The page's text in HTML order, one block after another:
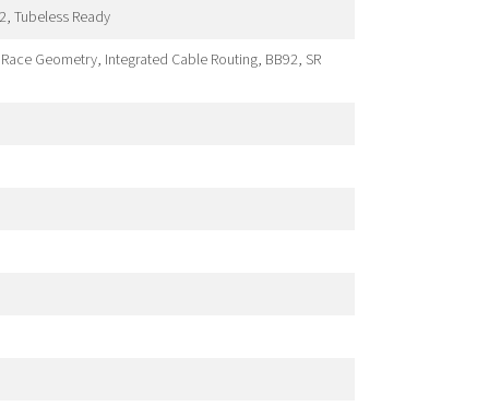
Tubeless Ready
Geometry, Integrated Cable Routing, BB92, SR